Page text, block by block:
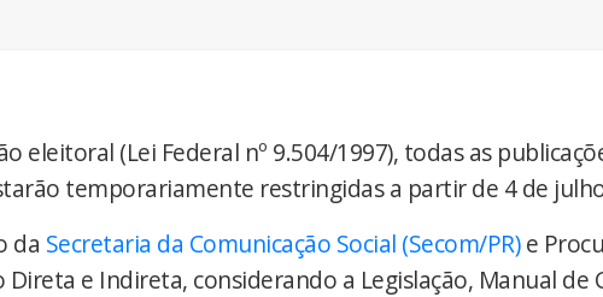
eleitoral (Lei Federal nº 9.504/1997), todas as
temporariamente restringidas a partir de 4 de
da Secretaria da Comunicação Social (Secom/PR)e
e Indireta, considerando a Legislação, Manual de